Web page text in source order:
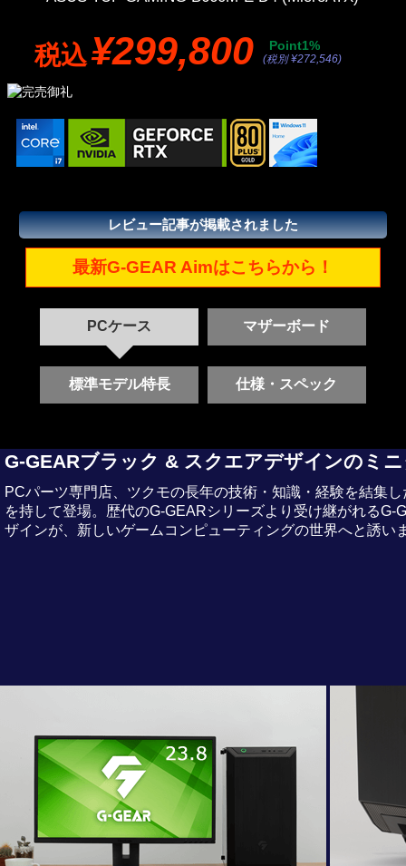
税込¥299,800 Point1%
(税別 ¥272,546)
レビュー記事が掲載されました
最新G-GEAR Aimはこちらから！
PCケース マザーボード
標準モデル特長 仕様・スペック
G-GEARブラック & スクエアデザインのミ
PCパーツ専門店、ツクモの長年の技術・知識・経験を結集
を持して登場。歴代のG-GEARシリーズより受け継がれる
ザインが、新しいゲームコンピューティングの世界へと誘い